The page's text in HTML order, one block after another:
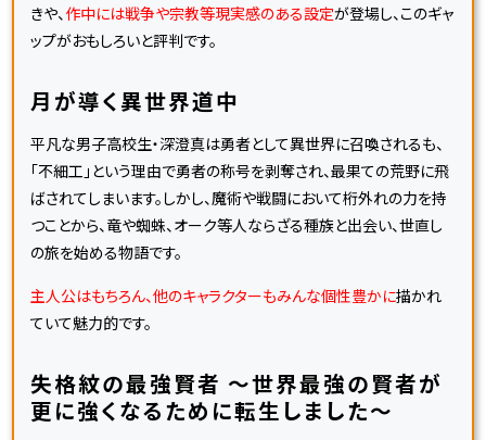
きや、 作中には戦争や宗教等現実感のある設定が登場し、このギャ
ップがおもしろいと評判です。
月が導く異世界道中
平凡な男子高校生・深澄真は勇者として異世界に召喚されるも、
「不細工」という理由で勇者の称号を剥奪され、最果ての荒野に飛
ばされてしまいます。しかし、魔術や戦闘において桁外れの力を持
つことから、竜や蜘蛛、オーク等人ならざる種族と出会い、世直し
の旅を始める物語です。
主人公はもちろん、他のキャラクターもみんな個性豊かに描かれ
ていて魅力的です。
失格紋の最強賢者 ～世界最強の賢者が
更に強くなるために転生しました～